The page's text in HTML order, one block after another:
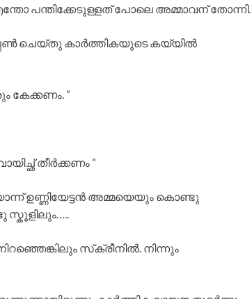
പന്തിക്കേടുള്ളത് പോലെ അമ്മാവന് തോന്നി.
ചെയ്തു കാർത്തികയുടെ കയ്യിൽ
കേക്കണം. ”
തീർക്കണം ”
ഉണ്ണിയേട്ടൻ അമ്മയെയും കൊണ്ടു
സ്കൂളിലും…..
സ്‌ക്രീനിൽ. നിന്നും